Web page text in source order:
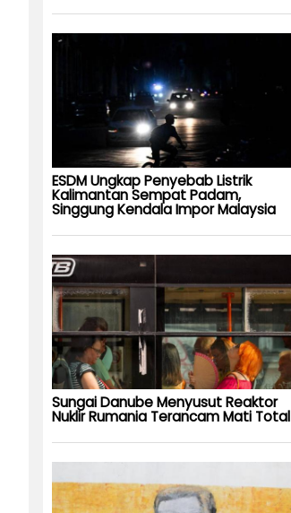
ESDM Ungkap Penyebab Listrik
Kalimantan Sempat Padam,
Singgung Kendala Impor Malaysia
Sungai Danube Menyusut Reaktor
Nuklir Rumania Terancam Mati Total